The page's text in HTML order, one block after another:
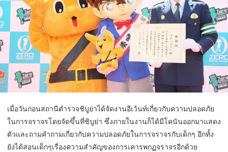
เมื่อวันก่อนสถานีตำรวจชิบูย่าได้จัดงานอีเว้นท์เกี่ยวกับความปลอดภัย
ในการจราจรโดยจัดขึ้นที่ชิบูย่า ซึ่งภายในงานก็ได้มีโคนันออกมาแสดง
ตัวและถามคำถามเกี่ยวกับความปลอดภัยในการจราจรกับเด็กๆ อีกทั้ง
ยังได้สอนเด็กๆเรื่องความสำคัญของการเคารพกฏจราจรอีกด้วย